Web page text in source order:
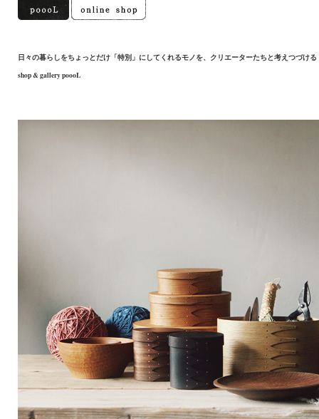
日々の暮らしをちょっとだけ「特別」にしてくれるモノを、クリエーターたちと考えつづける
shop & gallery poooL